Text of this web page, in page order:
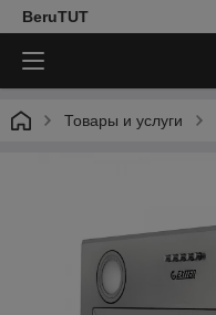
BeruTUT
Товары и услуги